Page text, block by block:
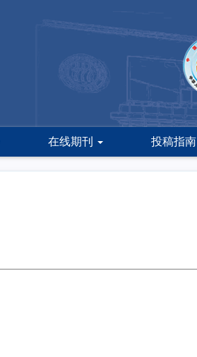
在线期刊 投稿指南